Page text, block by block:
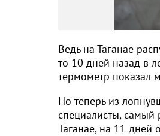
Ведь на Таганае
то 10 дней назад в
термометр показал
Но теперь из
специалисты, самый
Таганае, на 11 дней